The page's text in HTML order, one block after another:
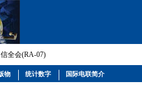
全会(RA-07)
物 统计数字 国际电联简介